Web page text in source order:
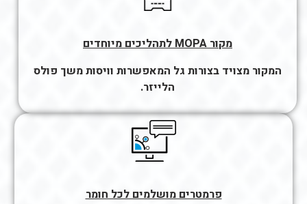
מקור MOPA לתהליכים מיוחדים
המקור מצויד בצורות גל המאפשרות וויסות משך פולס
הלייזר.
פרמטרים מושלמים לכל חומר